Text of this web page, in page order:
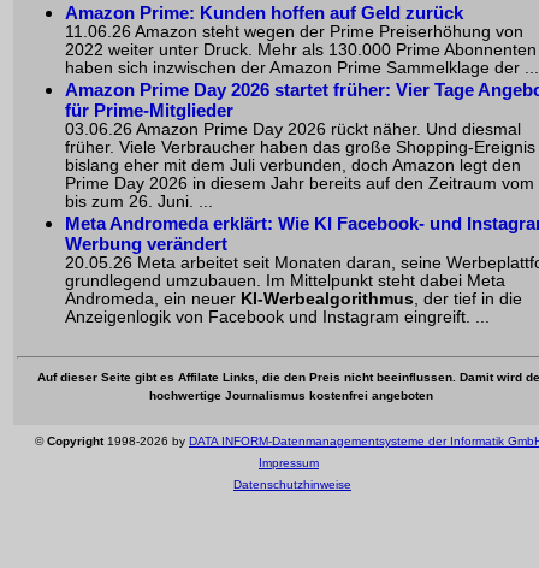
Amazon Prime: Kunden hoffen auf Geld zurück
11.06.26 Amazon steht wegen der Prime Preiserhöhung von
2022 weiter unter Druck. Mehr als 130.000 Prime Abonnenten
haben sich inzwischen der Amazon Prime Sammelklage der ...
Amazon Prime Day 2026 startet früher: Vier Tage
für Prime-Mitglieder
03.06.26 Amazon Prime Day 2026 rückt näher. Und diesmal
früher. Viele Verbraucher haben das große Shopping-Ereignis
bislang eher mit dem Juli verbunden, doch Amazon legt den
Prime Day 2026 in diesem Jahr bereits auf den Zeitraum vom
bis zum 26. Juni. ...
Meta Andromeda erklärt: Wie KI Facebook- und
Werbung verändert
20.05.26 Meta arbeitet seit Monaten daran, seine
grundlegend umzubauen. Im Mittelpunkt steht dabei Meta
Andromeda, ein neuer KI-Werbealgorithmus , der tief in die
Anzeigenlogik von Facebook und Instagram eingreift. ...
Auf dieser Seite gibt es Affilate Links, die den Preis nicht beeinflussen. Damit wird
hochwertige Journalismus kostenfrei angeboten
©Copyright1998-2026 by DATA INFORM-Datenmanagementsysteme der Informatik
Impressum
Datenschutzhinweise